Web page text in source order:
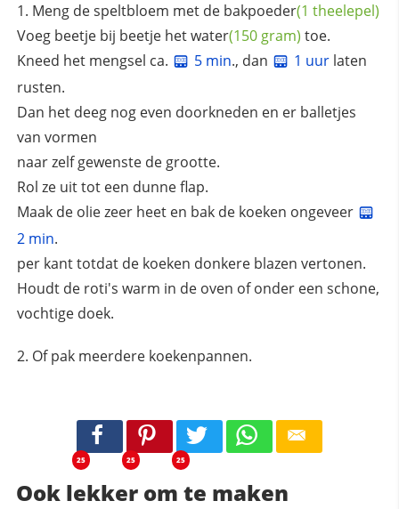
Meng de speltbloem met de bakpoeder(1 theelepel)
Voeg beetje bij beetje hetwater(150 gram) toe.
Kneed het mengsel ca.
5 min., dan 1 uurlaten
rusten.
Dan het deeg nog even doorkneden en er balletjes
van vormen
naar zelf gewenste de grootte.
Rol ze uit tot een dunne flap.
Maak de olie zeer heet en bak de koeken ongeveer
2 min.
per kant totdat de koeken donkere blazen vertonen.
Houdt de roti's warm in de oven of onder een schone,
vochtige doek.
Of pak meerdere koekenpannen.
25 25 25
Ook lekker om te maken